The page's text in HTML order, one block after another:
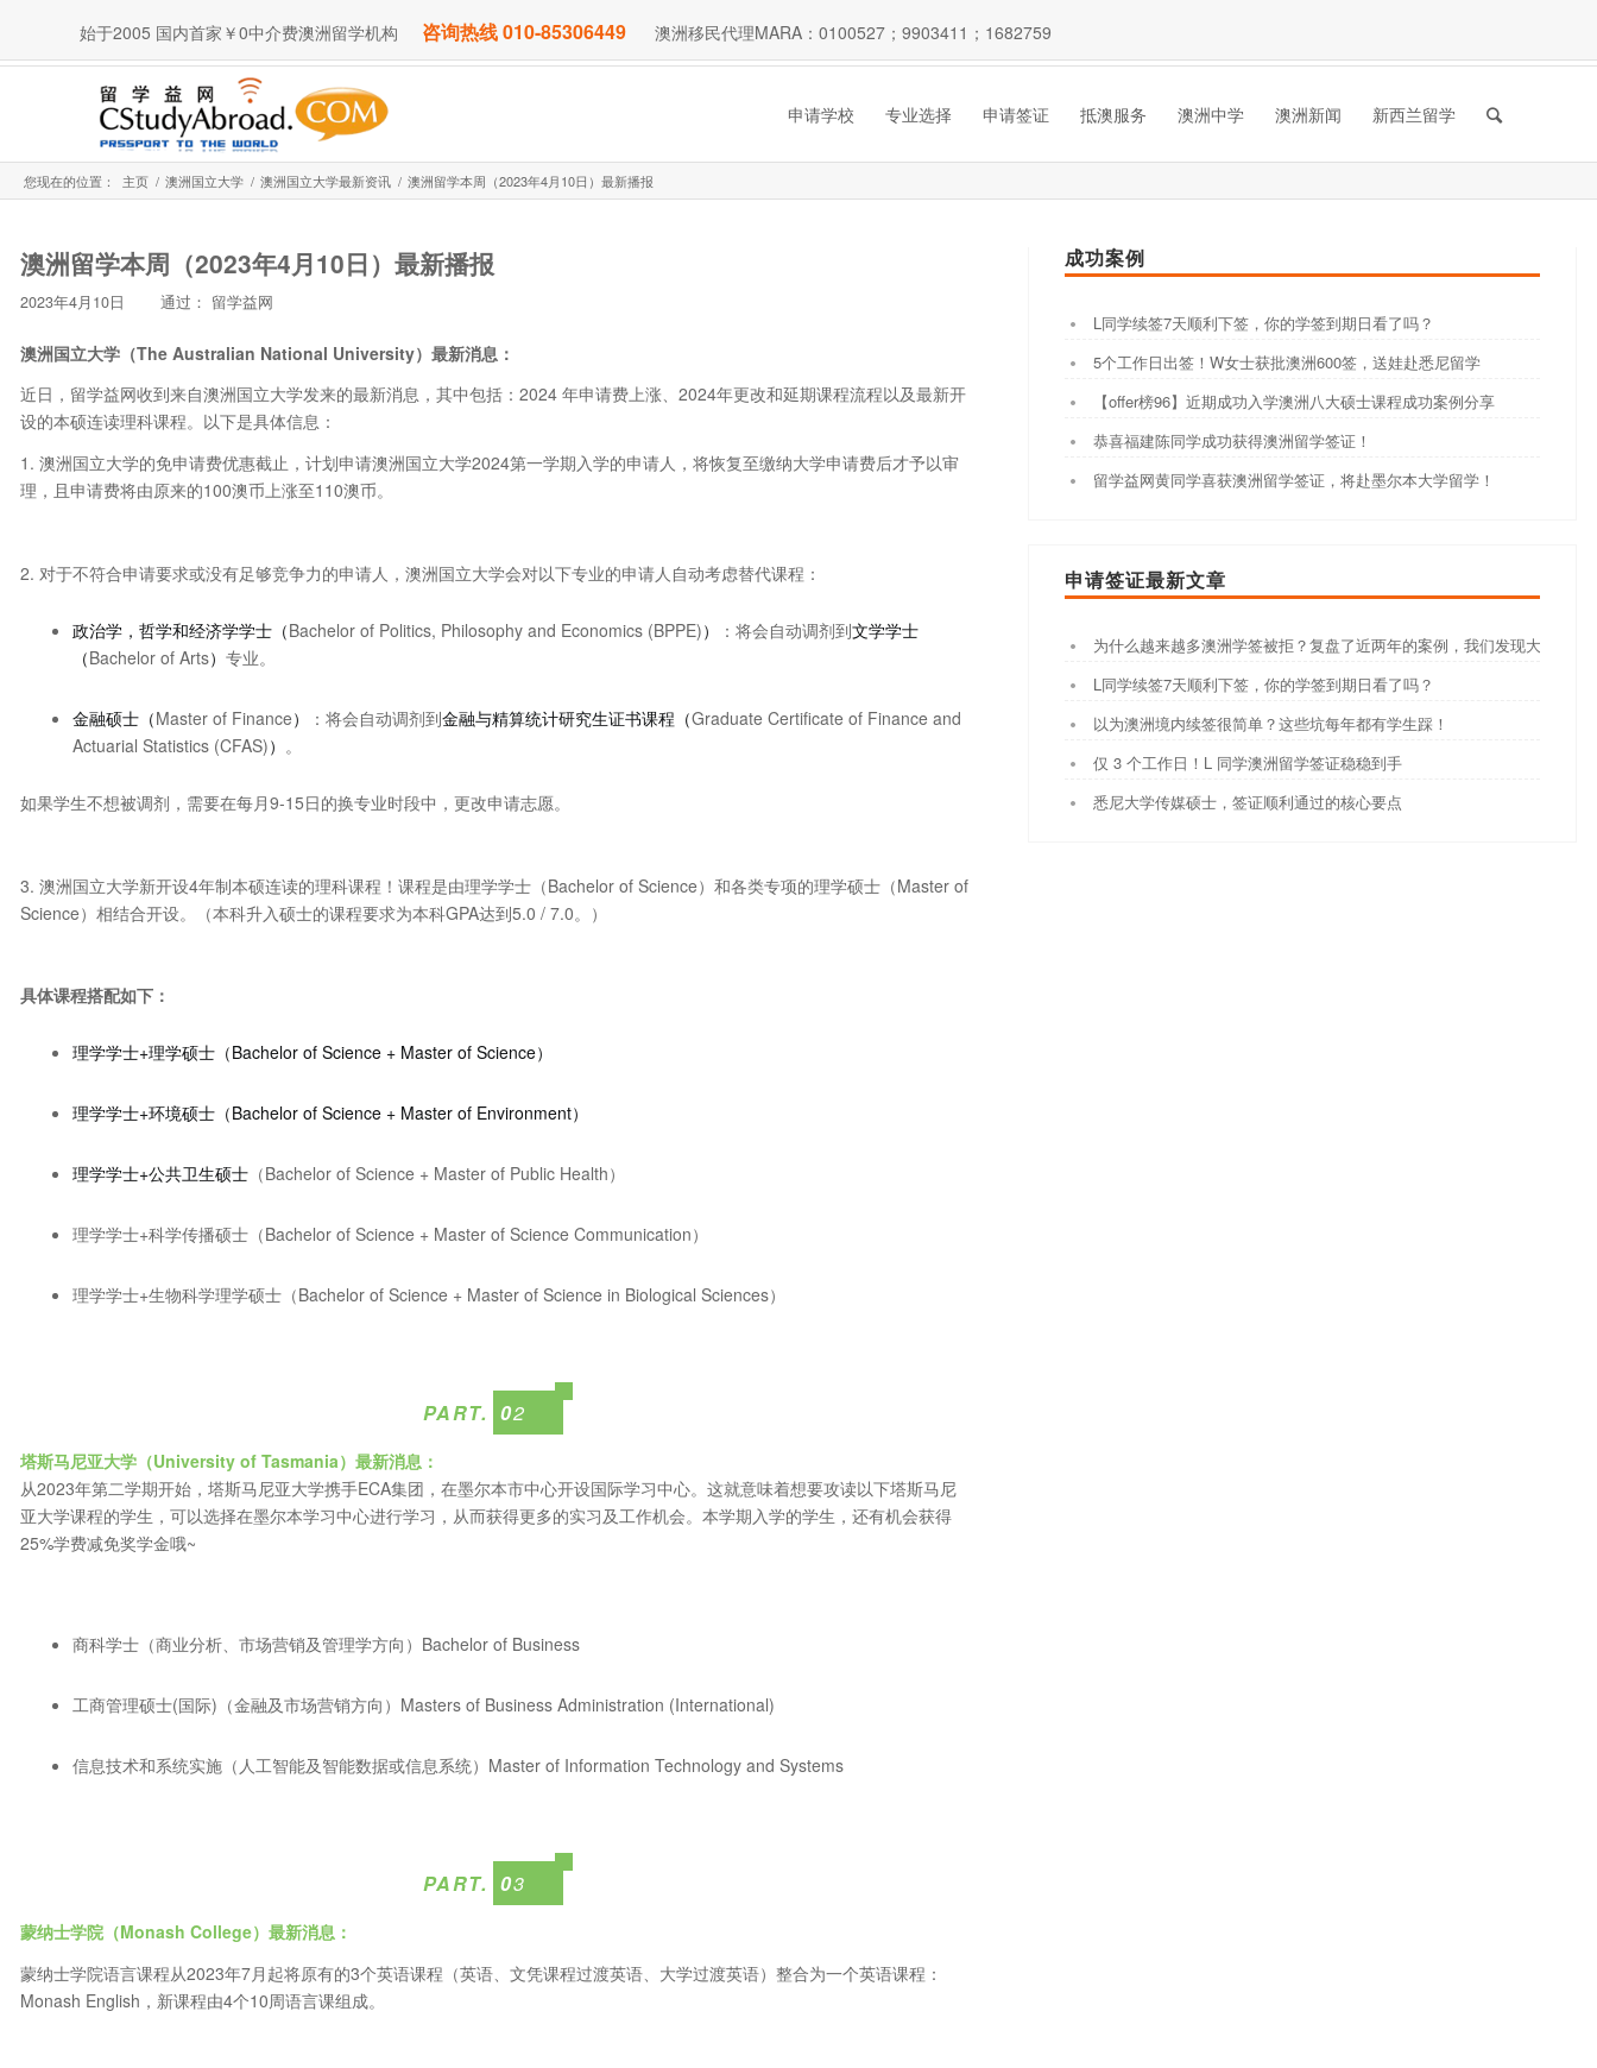
始于2005 国内首家￥0中介费澳洲留学机构 咨询热线 010-85306449 澳洲移民代理MARA：0100527；9903411；1682759
申请学校 专业选择 申请签证 抵澳服务 澳洲中学 澳洲新闻 新西兰留学
您现在的位置： 主页 / 澳洲国立大学 / 澳洲国立大学最新资讯 / 澳洲留学本周（2023年4月10日）最新播报
澳洲留学本周（2023年4月10日）最新播报
2023年4月10日 通过： 留学益网
澳洲国立大学（The Australian National University）最新消息：
近日，留学益网收到来自澳洲国立大学发来的最新消息，其中包括：2024 年申请费上涨、2024年更改和延期课程流程以及最新开
设的本硕连读理科课程。以下是具体信息：
1. 澳洲国立大学的免申请费优惠截止，计划申请澳洲国立大学2024第一学期入学的申请人，将恢复至缴纳大学申请费后才予以审
理，且申请费将由原来的100澳币上涨至110澳币。
2. 对于不符合申请要求或没有足够竞争力的申请人，澳洲国立大学会对以下专业的申请人自动考虑替代课程：
政治学，哲学和经济学学士（Bachelor of Politics, Philosophy and Economics (BPPE)） ：将会自动调剂到文学学士
（Bachelor of Arts） 专业。
金融硕士（Master of Finance） ：将会自动调剂到金融与精算统计研究生证书课程（Graduate Certificate of Finance and
Actuarial Statistics (CFAS)） 。
如果学生不想被调剂，需要在每月9-15日的换专业时段中，更改申请志愿。
3. 澳洲国立大学新开设4年制本硕连读的理科课程！课程是由理学学士（Bachelor of Science）和各类专项的理学硕士（Master of
Science）相结合开设。（本科升入硕士的课程要求为本科GPA达到5.0 / 7.0。）
具体课程搭配如下：
理学学士+理学硕士（Bachelor of Science + Master of Science）
理学学士+环境硕士 （Bachelor of Science + Master of Environment）
理学学士+公共卫生硕士 （Bachelor of Science + Master of Public Health）
理学学士+科学传播硕士（Bachelor of Science + Master of Science Communication）
理学学士+生物科学理学硕士（Bachelor of Science + Master of Science in Biological Sciences）
PART. 02
塔斯马尼亚大学（University of Tasmania）最新消息：
从2023年第二学期开始，塔斯马尼亚大学携手ECA集团，在墨尔本市中心开设国际学习中心。这就意味着想要攻读以下塔斯马尼
亚大学课程的学生，可以选择在墨尔本学习中心进行学习，从而获得更多的实习及工作机会。本学期入学的学生，还有机会获得
25%学费减免奖学金哦~
商科学士（商业分析、市场营销及管理学方向）Bachelor of Business
工商管理硕士(国际)（金融及市场营销方向）Masters of Business Administration (International)
信息技术和系统实施（人工智能及智能数据或信息系统）Master of Information Technology and Systems
PART. 03
蒙纳士学院（Monash College）最新消息：
蒙纳士学院语言课程从2023年7月起将原有的3个英语课程（英语、文凭课程过渡英语、大学过渡英语）整合为一个英语课程：
Monash English，新课程由4个10周语言课组成。
成功案例
L同学续签7天顺利下签，你的学签到期日看了吗？
5个工作日出签！W女士获批澳洲600签，送娃赴悉尼留学
【offer榜96】近期成功入学澳洲八大硕士课程成功案例分享
恭喜福建陈同学成功获得澳洲留学签证！
留学益网黄同学喜获澳洲留学签证，将赴墨尔本大学留学！
申请签证最新文章
为什么越来越多澳洲学签被拒？复盘了近两年的案例，我们发现大家都踩
L同学续签7天顺利下签，你的学签到期日看了吗？
以为澳洲境内续签很简单？这些坑每年都有学生踩！
仅 3 个工作日！L 同学澳洲留学签证稳稳到手
悉尼大学传媒硕士，签证顺利通过的核心要点